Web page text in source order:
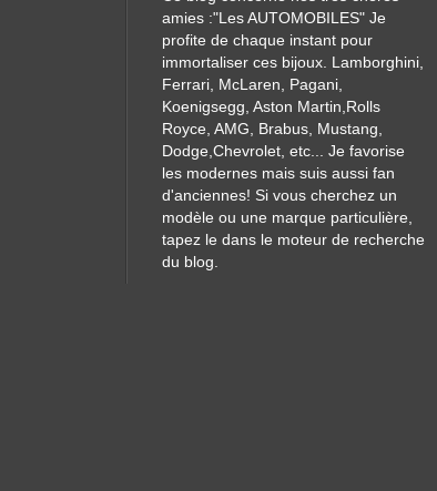
amies :"Les AUTOMOBILES" Je
profite de chaque instant pour
immortaliser ces bijoux. Lamborghini,
Ferrari, McLaren, Pagani,
Koenigsegg, Aston Martin,Rolls
Royce, AMG, Brabus, Mustang,
Dodge,Chevrolet, etc... Je favorise
les modernes mais suis aussi fan
d'anciennes! Si vous cherchez un
modèle ou une marque particulière,
tapez le dans le moteur de recherche
du blog.